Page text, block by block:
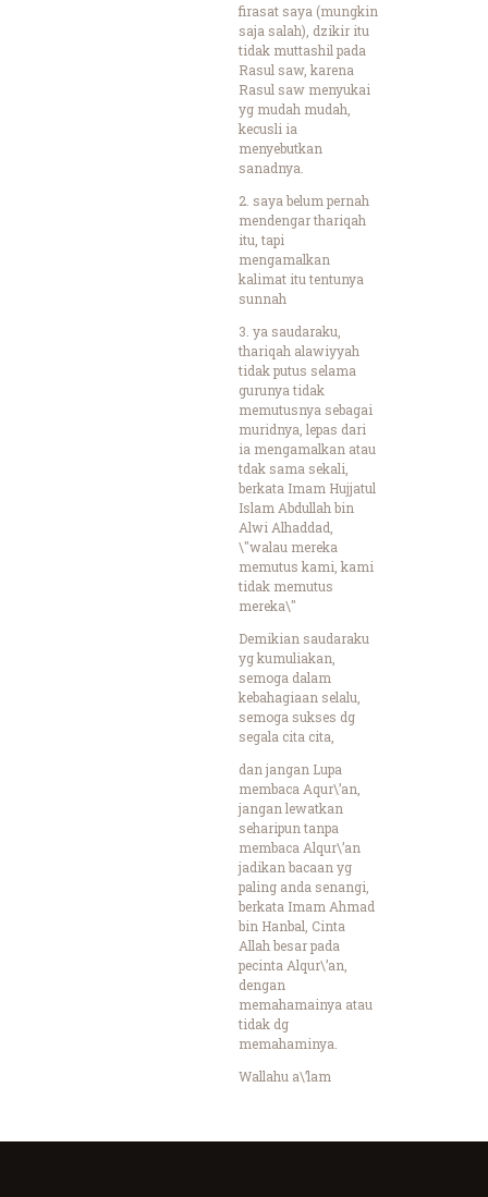
firasat saya (mungkin
saja salah), dzikir itu
tidak muttashil pada
Rasul saw, karena
Rasul saw menyukai
yg mudah mudah,
kecusli ia
menyebutkan
sanadnya.
2. saya belum pernah
mendengar thariqah
itu, tapi
mengamalkan
kalimat itu tentunya
sunnah
3. ya saudaraku,
thariqah alawiyyah
tidak putus selama
gurunya tidak
memutusnya sebagai
muridnya, lepas dari
ia mengamalkan atau
tdak sama sekali,
berkata Imam Hujjatul
Islam Abdullah bin
Alwi Alhaddad,
\"walau mereka
memutus kami, kami
tidak memutus
mereka\"
Demikian saudaraku
yg kumuliakan,
semoga dalam
kebahagiaan selalu,
semoga sukses dg
segala cita cita,
dan jangan Lupa
membaca Aqur\’an,
jangan lewatkan
seharipun tanpa
membaca Alqur\’an
jadikan bacaan yg
paling anda senangi,
berkata Imam Ahmad
bin Hanbal, Cinta
Allah besar pada
pecinta Alqur\’an,
dengan
memahamainya atau
tidak dg
memahaminya.
Wallahu a\’lam